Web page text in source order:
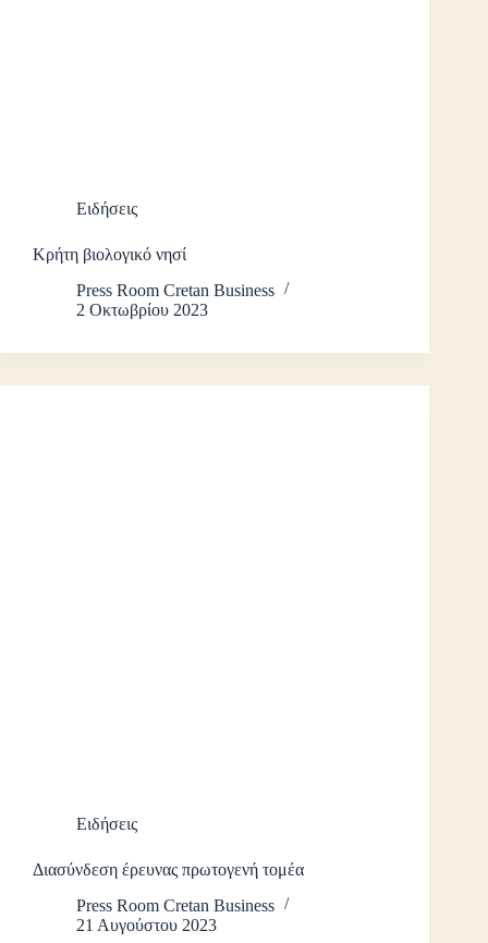
Ειδήσεις
Κρήτη βιολογικό νησί
Press Room Cretan Business
2 Οκτωβρίου 2023
Ειδήσεις
Διασύνδεση έρευνας πρωτογενή τομέα
Press Room Cretan Business
21 Αυγούστου 2023